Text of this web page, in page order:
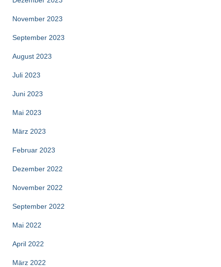
November 2023
September 2023
August 2023
Juli 2023
Juni 2023
Mai 2023
März 2023
Februar 2023
Dezember 2022
November 2022
September 2022
Mai 2022
April 2022
März 2022